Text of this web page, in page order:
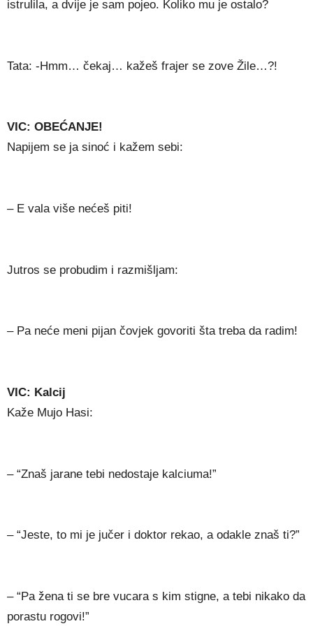
istrulila, a dvije je sam pojeo. Koliko mu je ostalo?
Tata: -Hmm… čekaj… kažeš frajer se zove Žile…?!
VIC: OBEĆANJE!
Napijem se ja sinoć i kažem sebi:
– E vala više nećeš piti!
Jutros se probudim i razmišljam:
– Pa neće meni pijan čovjek govoriti šta treba da radim!
VIC: Kalcij
Kaže Mujo Hasi:
– “Znaš jarane tebi nedostaje kalciuma!”
– “Jeste, to mi je jučer i doktor rekao, a odakle znaš ti?”
– “Pa žena ti se bre vucara s kim stigne, a tebi nikako da
porastu rogovi!”